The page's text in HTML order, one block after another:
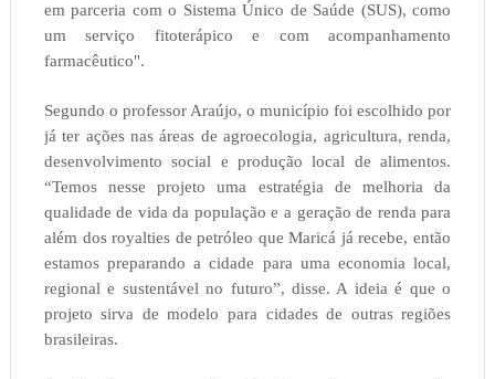
em parceria com o Sistema Único de Saúde (SUS), como
um serviço fitoterápico e com acompanhamento
farmacêutico".
Segundo o professor Araújo, o município foi escolhido por
já ter ações nas áreas de agroecologia, agricultura, renda,
desenvolvimento social e produção local de alimentos.
“Temos nesse projeto uma estratégia de melhoria da
qualidade de vida da população e a geração de renda para
além dos royalties de petróleo que Maricá já recebe, então
estamos preparando a cidade para uma economia local,
regional e sustentável no futuro”, disse. A ideia é que o
projeto sirva de modelo para cidades de outras regiões
brasileiras.